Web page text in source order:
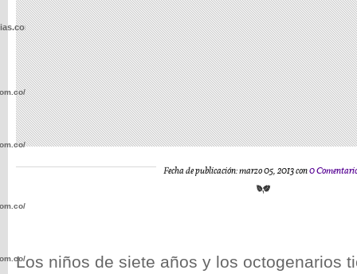
Fecha de publicación: marzo 05, 2013 con0
Los niños de siete años y los octogenarios
wp-
wp-
wp-
wp-
wp-